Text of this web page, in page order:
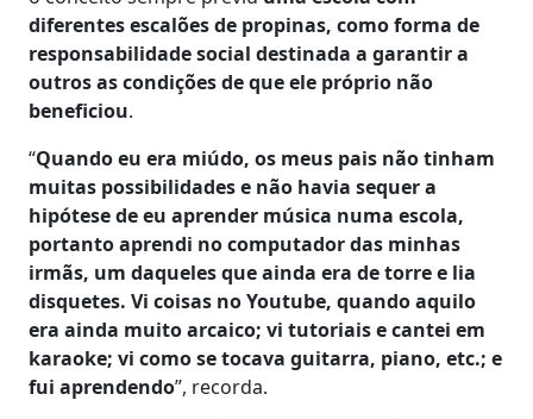
diferentes escalões de propinas, como forma de
responsabilidade social destinada a garantir a
outros as condições de que ele próprio não
beneficiou.
“Quando eu era miúdo, os meus pais não tinham
muitas possibilidades e não havia sequer a
hipótese de eu aprender música numa escola,
portanto aprendi no computador das minhas
irmãs, um daqueles que ainda era de torre e lia
disquetes. Vi coisas no Youtube, quando aquilo
era ainda muito arcaico; vi tutoriais e cantei em
karaoke; vi como se tocava guitarra, piano, etc.; e
fui aprendendo”, recorda.